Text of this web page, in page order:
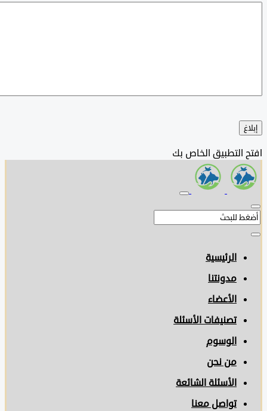
التطبيق الخاص بك
الرئيسية
مدونتنا
الأعضاء
تصنيفات الأسئلة
الوسوم
من نحن
الأسئلة الشائعة
تواصل معنا